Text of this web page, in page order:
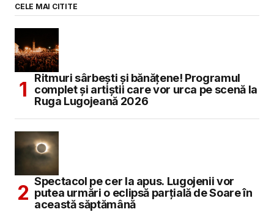
CELE MAI CITITE
Ritmuri sârbești și bănățene! Programul
complet și artiștii care vor urca pe scenă la
Ruga Lugojeană 2026
Spectacol pe cer la apus. Lugojenii vor
putea urmări o eclipsă parțială de Soare în
această săptămână